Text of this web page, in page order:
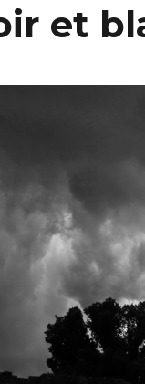
et